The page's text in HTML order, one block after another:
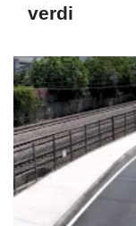
verdi